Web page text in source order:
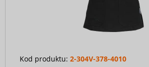
Kod produktu: 2-304V-378-4010